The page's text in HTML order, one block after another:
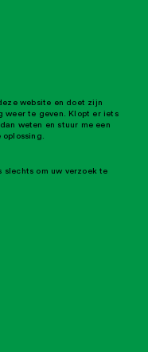
website en doet zijn
weer te geven. Klopt er iets
weten en stuur me een
slechts om uw verzoek te